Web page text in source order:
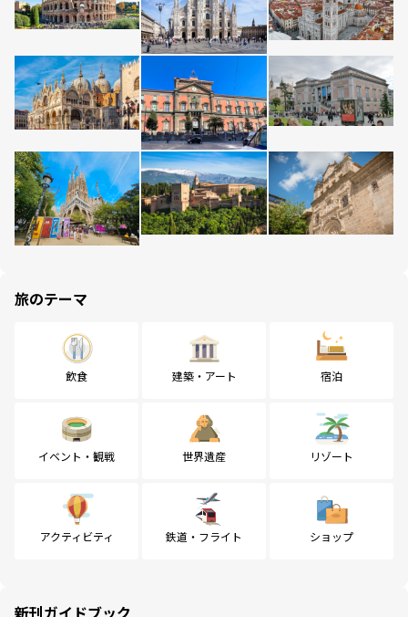
旅のテーマ
飲食 建築・アート 宿泊
イベント・観戦 世界遺産 リゾート
アクティビティ 鉄道・フライト ショップ
新刊ガイドブック